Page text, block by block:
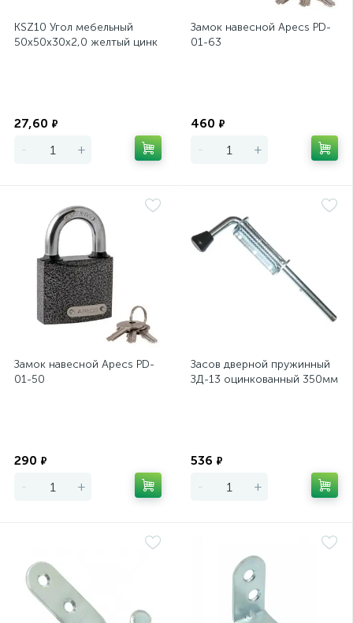
KSZ10 Угол мебельный
50х50х30х2,0 желтый цинк
27,60 ₽
- +
Замок навесной Apecs PD-
01-63
460 ₽
- +
Замок навесной Apecs PD-
01-50
290 ₽
- +
Засов дверной пружинный
ЗД-13 оцинкованный 350мм
536 ₽
- +